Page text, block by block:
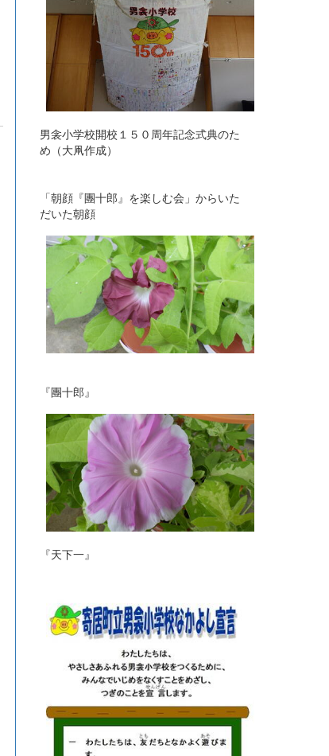
男衾小学校開校１５０周年記念式典のた
め（大凧作成）
「朝顔『團十郎』を楽しむ会」からいた
だいた朝顔
『團十郎』
『天下一』